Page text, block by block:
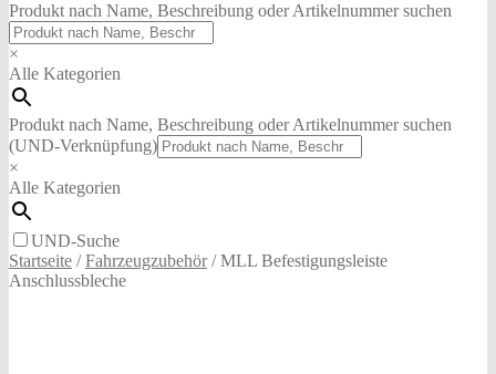
Produkt nach Name, Beschreibung oder Artikelnummer suchen
×
Alle Kategorien
Produkt nach Name, Beschreibung oder Artikelnummer suchen
(UND-Verknüpfung)
×
Alle Kategorien
UND-Suche
Startseite /Fahrzeugzubehör/MLL Befestigungsleiste
Anschlussbleche